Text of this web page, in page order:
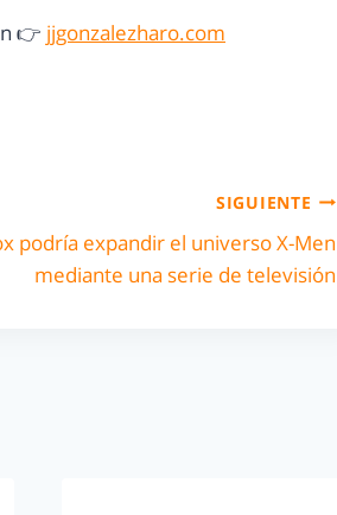
👉 jjgonzalezharo.com
SIGUIENTE
podría expandir el universo X-Men
mediante una serie de televisión